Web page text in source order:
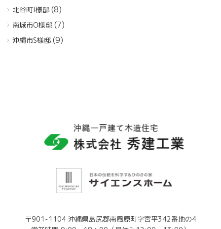
北谷町I様邸 (8)
南城市O様邸 (7)
沖縄市S様邸 (9)
〒901-1104 沖縄県島尻郡南風原町字宮平342番地の4